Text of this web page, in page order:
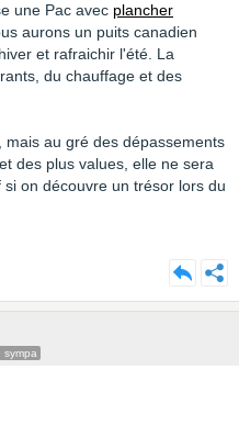
une Pac avec plancher
aurons un puits canadien
et rafraichir l'été. La
du chauffage et des
mais au gré des dépassements
des plus values, elle ne sera
on découvre un trésor lors du
sympa